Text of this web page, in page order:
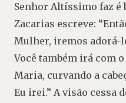
Senhor Altíssimo faz é
Zacarias escreve:
Mulher, iremos adorá-
Você também irá com o
Maria, curvando a
Eu irei.” A visão cessa